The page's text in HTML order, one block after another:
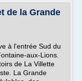
de la Grande
à l'entrée Sud du
aux-Lions.
de La Villette
La Grande